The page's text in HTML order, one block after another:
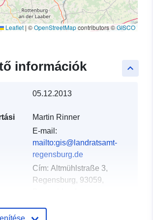
Leaflet | ©OpenStreetMapcontributors ©GISCO
keyboard_arrow_up
információk
05.12.2013
Martin Rinner
E-mail:
mailto:gis@landratsamt-
regensburg.de
Cím: Altmühlstraße 3,
Regensburg, 93059,
regensburg.de